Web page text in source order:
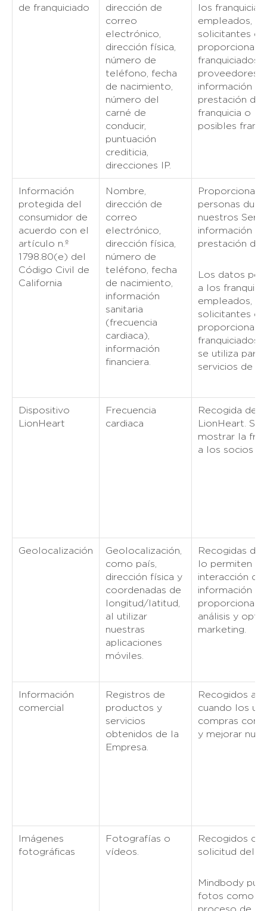
de franquiciado
dirección de
correo
electrónico,
dirección física,
número de
teléfono, fecha
de nacimiento,
número del
carné de
conducir,
puntuación
crediticia,
direcciones IP.
los
empleados,
solicitantes
proporcionan
franquiciados
proveedores
información
prestación de
franquicia o la
posibles
Información
protegida del
consumidor de
acuerdo con el
artículo n.º
1798.80(e) del
Código Civil de
California
Nombre,
dirección de
correo
electrónico,
dirección física,
número de
teléfono, fecha
de nacimiento,
información
sanitaria
(frecuencia
cardiaca),
información
financiera.
personas
nuestros
información
prestación de
Los datos
a los
empleados,
solicitantes
proporcionan
franquiciados.
se utiliza para
servicios de la
Dispositivo
LionHeart
Frecuencia
cardiaca
Recogida del
LionHeart. Se
mostrar la
a los socios
Geolocalización
Geolocalización,
como país,
dirección física y
coordenadas de
longitud/latitud,
al utilizar
nuestras
aplicaciones
móviles.
Recogidas de
lo permiten
interacción
información
proporcionar
análisis y
marketing.
Información
comercial
Registros de
productos y
servicios
obtenidos de la
Empresa.
Recogidos
cuando los
compras con
y mejorar
Imágenes
fotográficas
Fotografías o
vídeos.
Recogidos
solicitud del
Mindbody
fotos como
proceso de